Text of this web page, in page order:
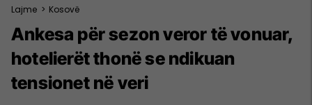
Lajme > Kosovë
Ankesa për sezon veror të vonuar,
hotelierët thonë se ndikuan
tensionet në veri